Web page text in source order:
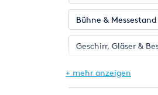
Bühne & Messestand
Geschirr, Gläser &
Pflanzen
+ mehr anzeigen